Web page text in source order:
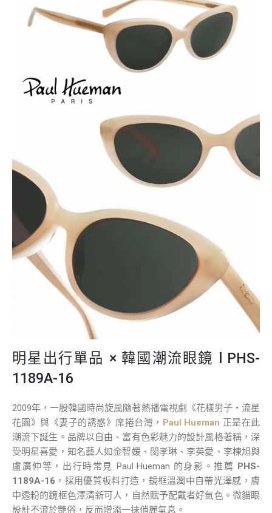
明星出行單品 × 韓國潮流眼鏡 l PHS-
1189A-16
2009年，一股韓國時尚旋風隨著熱播電視劇《花樣男子‧流星
花園》與《妻子的誘惑》席捲台灣， Paul Hueman 正是在此
潮流下誕生。品牌以自由、富有色彩魅力的設計風格著稱，深
受明星喜愛，知名藝人如金智媛、閔孝琳、李英愛、李棟旭與
盧廣仲等，出行時常見 Paul Hueman 的身影。推薦 PHS-
1189A-16 ，採用優質板料打造，鏡框溫潤中自帶光澤感，膚
中透粉的鏡框色澤清新可人，自然賦予配戴者好氣色。微貓眼
設計不流於艷俗，反而增添一抹俏麗氣息。